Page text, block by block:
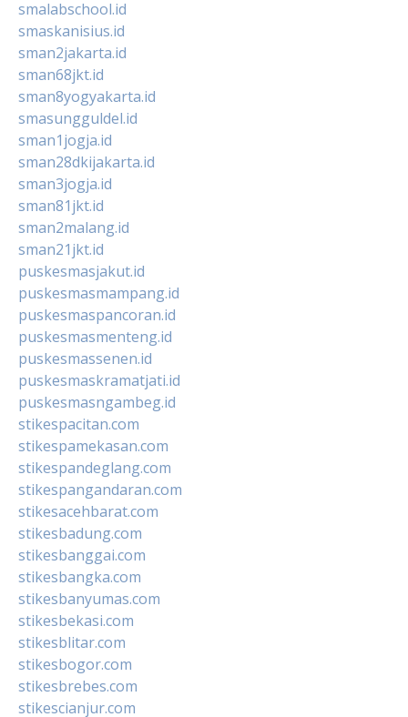
smalabschool.id
smaskanisius.id
sman2jakarta.id
sman68jkt.id
sman8yogyakarta.id
smasungguldel.id
sman1jogja.id
sman28dkijakarta.id
sman3jogja.id
sman81jkt.id
sman2malang.id
sman21jkt.id
puskesmasjakut.id
puskesmasmampang.id
puskesmaspancoran.id
puskesmasmenteng.id
puskesmassenen.id
puskesmaskramatjati.id
puskesmasngambeg.id
stikespacitan.com
stikespamekasan.com
stikespandeglang.com
stikespangandaran.com
stikesacehbarat.com
stikesbadung.com
stikesbanggai.com
stikesbangka.com
stikesbanyumas.com
stikesbekasi.com
stikesblitar.com
stikesbogor.com
stikesbrebes.com
stikescianjur.com